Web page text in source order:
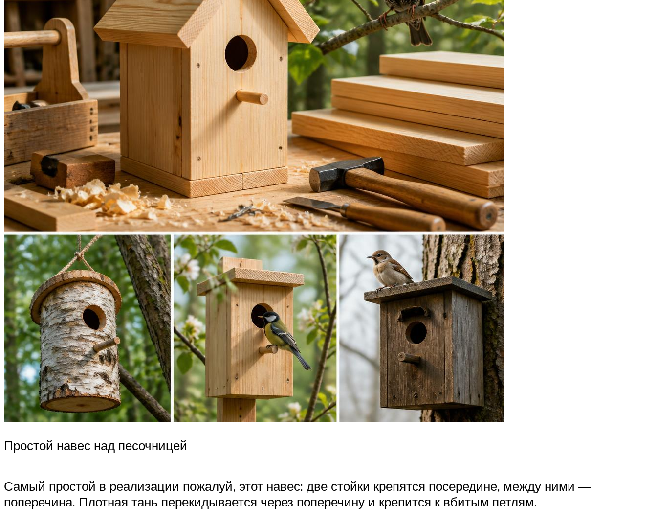
Простой навес над песочницей
Самый простой в реализации пожалуй, этот навес: две стойки крепятся посередине, между ними —
поперечина. Плотная тань перекидывается через поперечину и крепится к вбитым петлям.